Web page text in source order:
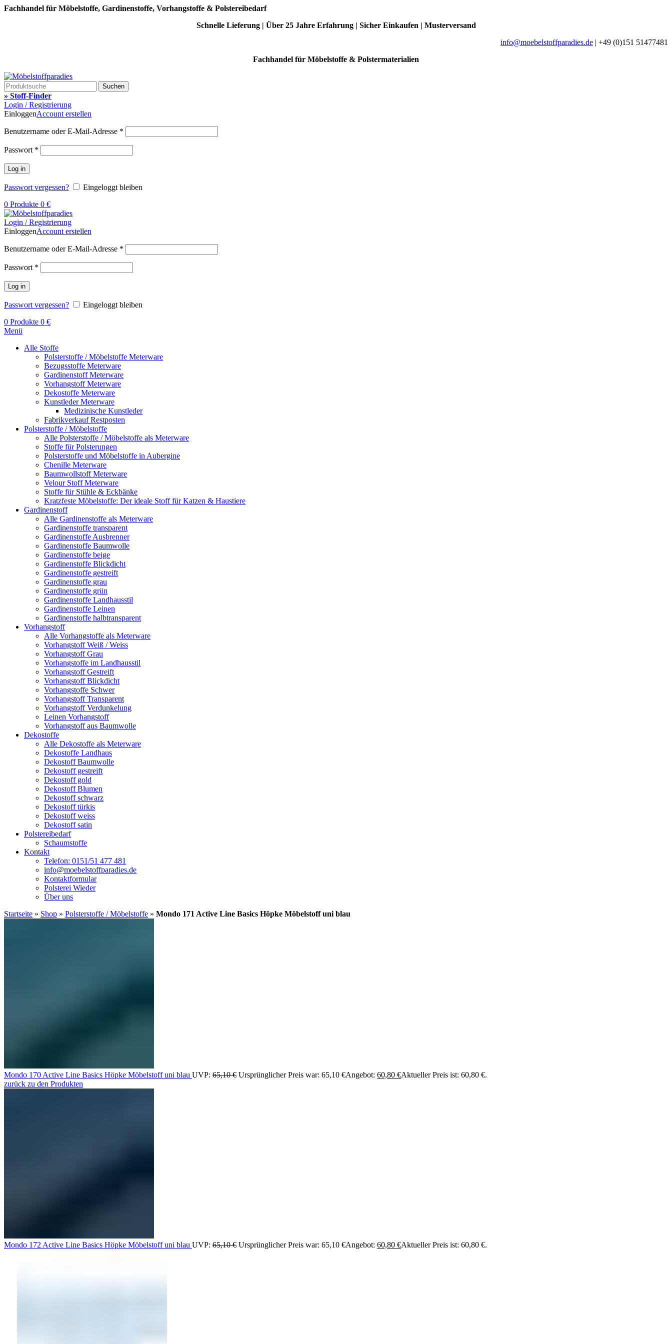
Fachhandel für Möbelstoffe, Gardinenstoffe, Vorhangstoffe & Polstereibedarf
Schnelle Lieferung | Über 25 Jahre Erfahrung | Sicher Einkaufen | Musterversand
info@moebelstoffparadies.de | +49 (0)151 51477481
Fachhandel für Möbelstoffe & Polstermaterialien
Suchen
» Stoff-Finder
Login / Registrierung
EinloggenAccount erstellen
Benutzername oder E-Mail-Adresse *
Passwort *
Log in
Passwort vergessen?
Eingeloggt bleiben
0 Produkte 0 €
Login / Registrierung
EinloggenAccount erstellen
Benutzername oder E-Mail-Adresse *
Passwort *
Log in
Passwort vergessen?
Eingeloggt bleiben
0 Produkte 0 €
Menü
Alle Stoffe
Polsterstoffe / Möbelstoffe Meterware
Bezugsstoffe Meterware
Gardinenstoff Meterware
Vorhangstoff Meterware
Dekostoffe Meterware
Kunstleder Meterware
Medizinische Kunstleder
Fabrikverkauf Restposten
Polsterstoffe / Möbelstoffe
Alle Polsterstoffe / Möbelstoffe als Meterware
Stoffe für Polsterungen
Polsterstoffe und Möbelstoffe in Aubergine
Chenille Meterware
Baumwollstoff Meterware
Velour Stoff Meterware
Stoffe für Stühle & Eckbänke
Kratzfeste Möbelstoffe: Der ideale Stoff für Katzen & Haustiere
Gardinenstoff
Alle Gardinenstoffe als Meterware
Gardinenstoffe transparent
Gardinenstoffe Ausbrenner
Gardinenstoffe Baumwolle
Gardinenstoffe beige
Gardinenstoffe Blickdicht
Gardinenstoffe gestreift
Gardinenstoffe grau
Gardinenstoffe grün
Gardinenstoffe Landhausstil
Gardinenstoffe Leinen
Gardinenstoffe halbtransparent
Vorhangstoff
Alle Vorhangstoffe als Meterware
Vorhangstoff Weiß / Weiss
Vorhangstoff Grau
Vorhangstoffe im Landhausstil
Vorhangstoff Gestreift
Vorhangstoff Blickdicht
Vorhangstoffe Schwer
Vorhangstoff Transparent
Vorhangstoff Verdunkelung
Leinen Vorhangstoff
Vorhangstoff aus Baumwolle
Dekostoffe
Alle Dekostoffe als Meterware
Dekostoffe Landhaus
Dekostoff Baumwolle
Dekostoff gestreift
Dekostoff gold
Dekostoff Blumen
Dekostoff schwarz
Dekostoff türkis
Dekostoff weiss
Dekostoff satin
Polstereibedarf
Schaumstoffe
Kontakt
Telefon: 0151/51 477 481
info@moebelstoffparadies.de
Kontaktformular
Polsterei Wieder
Über uns
Startseite » Shop » Polsterstoffe / Möbelstoffe » Mondo 171 Active Line Basics Höpke Möbelstoff uni blau
Mondo 170 Active Line Basics Höpke Möbelstoff uni blau UVP: 65,10€ Ursprünglicher Preis war: 65,10 €Angebot: 60,80 €Aktueller Preis ist: 60,80 €.
zurück zu den Produkten
Mondo 172 Active Line Basics Höpke Möbelstoff uni blau UVP: 65,10€ Ursprünglicher Preis war: 65,10 €Angebot: 60,80 €Aktueller Preis ist: 60,80 €.